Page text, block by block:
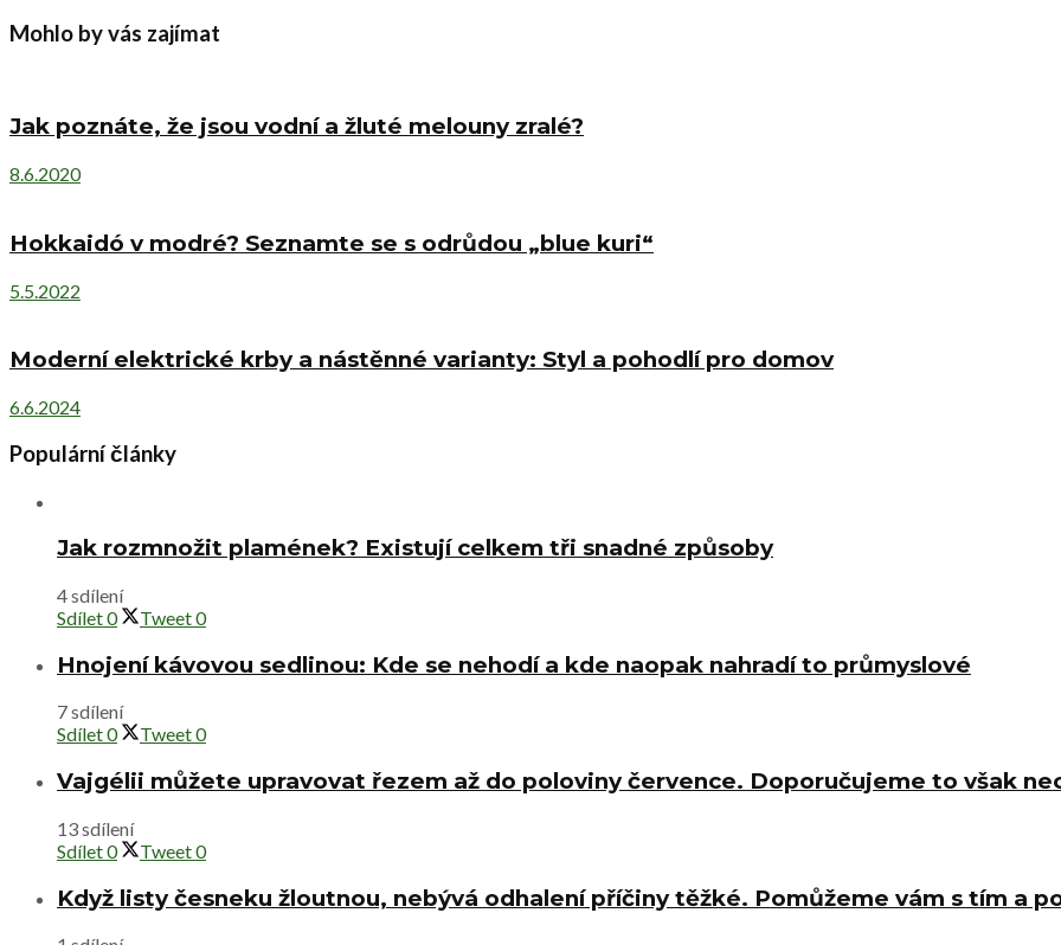
Mohlo by vás zajímat
Jak poznáte, že jsou vodní a žluté melouny zralé?
8.6.2020
Hokkaidó v modré? Seznamte se s odrůdou „blue kuri“
5.5.2022
Moderní elektrické krby a nástěnné varianty: Styl a pohodlí pro domov
6.6.2024
Populární články
Jak rozmnožit plamének? Existují celkem tři snadné způsoby
4 sdílení
Sdílet0 Tweet0
Hnojení kávovou sedlinou: Kde se nehodí a kde naopak nahradí to průmyslové
7 sdílení
Sdílet0 Tweet0
Vajgélii můžete upravovat řezem až do poloviny července. Doporučujeme to však
13 sdílení
Sdílet0 Tweet0
Když listy česneku žloutnou, nebývá odhalení příčiny těžké. Pomůžeme vám s tím a